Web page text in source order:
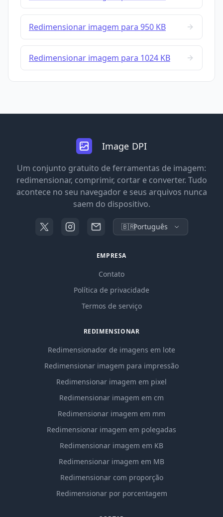
Redimensionar imagem para 950 KB
Redimensionar imagem para 1024 KB
Image DPI
Um conjunto gratuito de ferramentas de imagem:
redimensionar, comprimir, cortar e converter. Tudo
acontece no seu navegador e seus arquivos nunca
saem do dispositivo.
🇧🇷Português
EMPRESA
Contato
Política de privacidade
Termos de serviço
REDIMENSIONAR
Redimensionador de imagens em lote
Redimensionar imagem para impressão
Redimensionar imagem em pixel
Redimensionar imagem em cm
Redimensionar imagem em mm
Redimensionar imagem em polegadas
Redimensionar imagem em KB
Redimensionar imagem em MB
Redimensionar com proporção
Redimensionar por porcentagem